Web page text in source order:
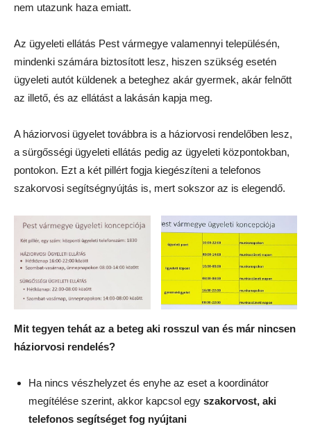
nem utazunk haza emiatt.
Az ügyeleti ellátás Pest vármegye valamennyi településén,
mindenki számára biztosított lesz, hiszen szükség esetén
ügyeleti autót küldenek a beteghez akár gyermek, akár felnőtt
az illető, és az ellátást a lakásán kapja meg.
A háziorvosi ügyelet továbbra is a háziorvosi rendelőben lesz,
a sürgősségi ügyeleti ellátás pedig az ügyeleti központokban,
pontokon. Ezt a két pillért fogja kiegészíteni a telefonos
szakorvosi segítségnyújtás is, mert sokszor az is elegendő.
Mit tegyen tehát az a beteg aki rosszul van és már nincsen
háziorvosi rendelés?
Ha nincs vészhelyzet és enyhe az eset a koordinátor
megítélése szerint, akkor kapcsol egy szakorvost, aki
telefonos segítséget fog nyújtani